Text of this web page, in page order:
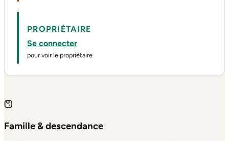
PROPRIÉTAIRE
Se connecter
pour voir le propriétaire
Famille & descendance